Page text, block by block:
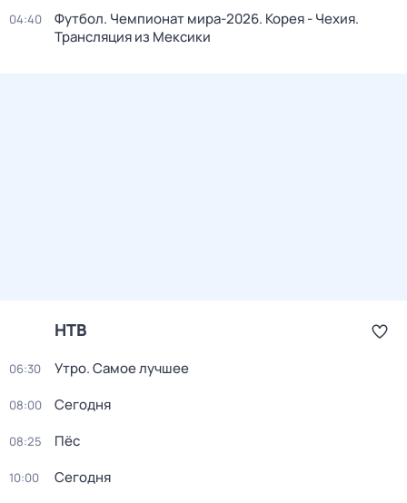
04:40
Футбол. Чемпионат мира-2026. Корея - Чехия.
Трансляция из Мексики
НТВ
06:30 Утро. Самое лучшее
08:00 Сегодня
08:25 Пёс
10:00 Сегодня